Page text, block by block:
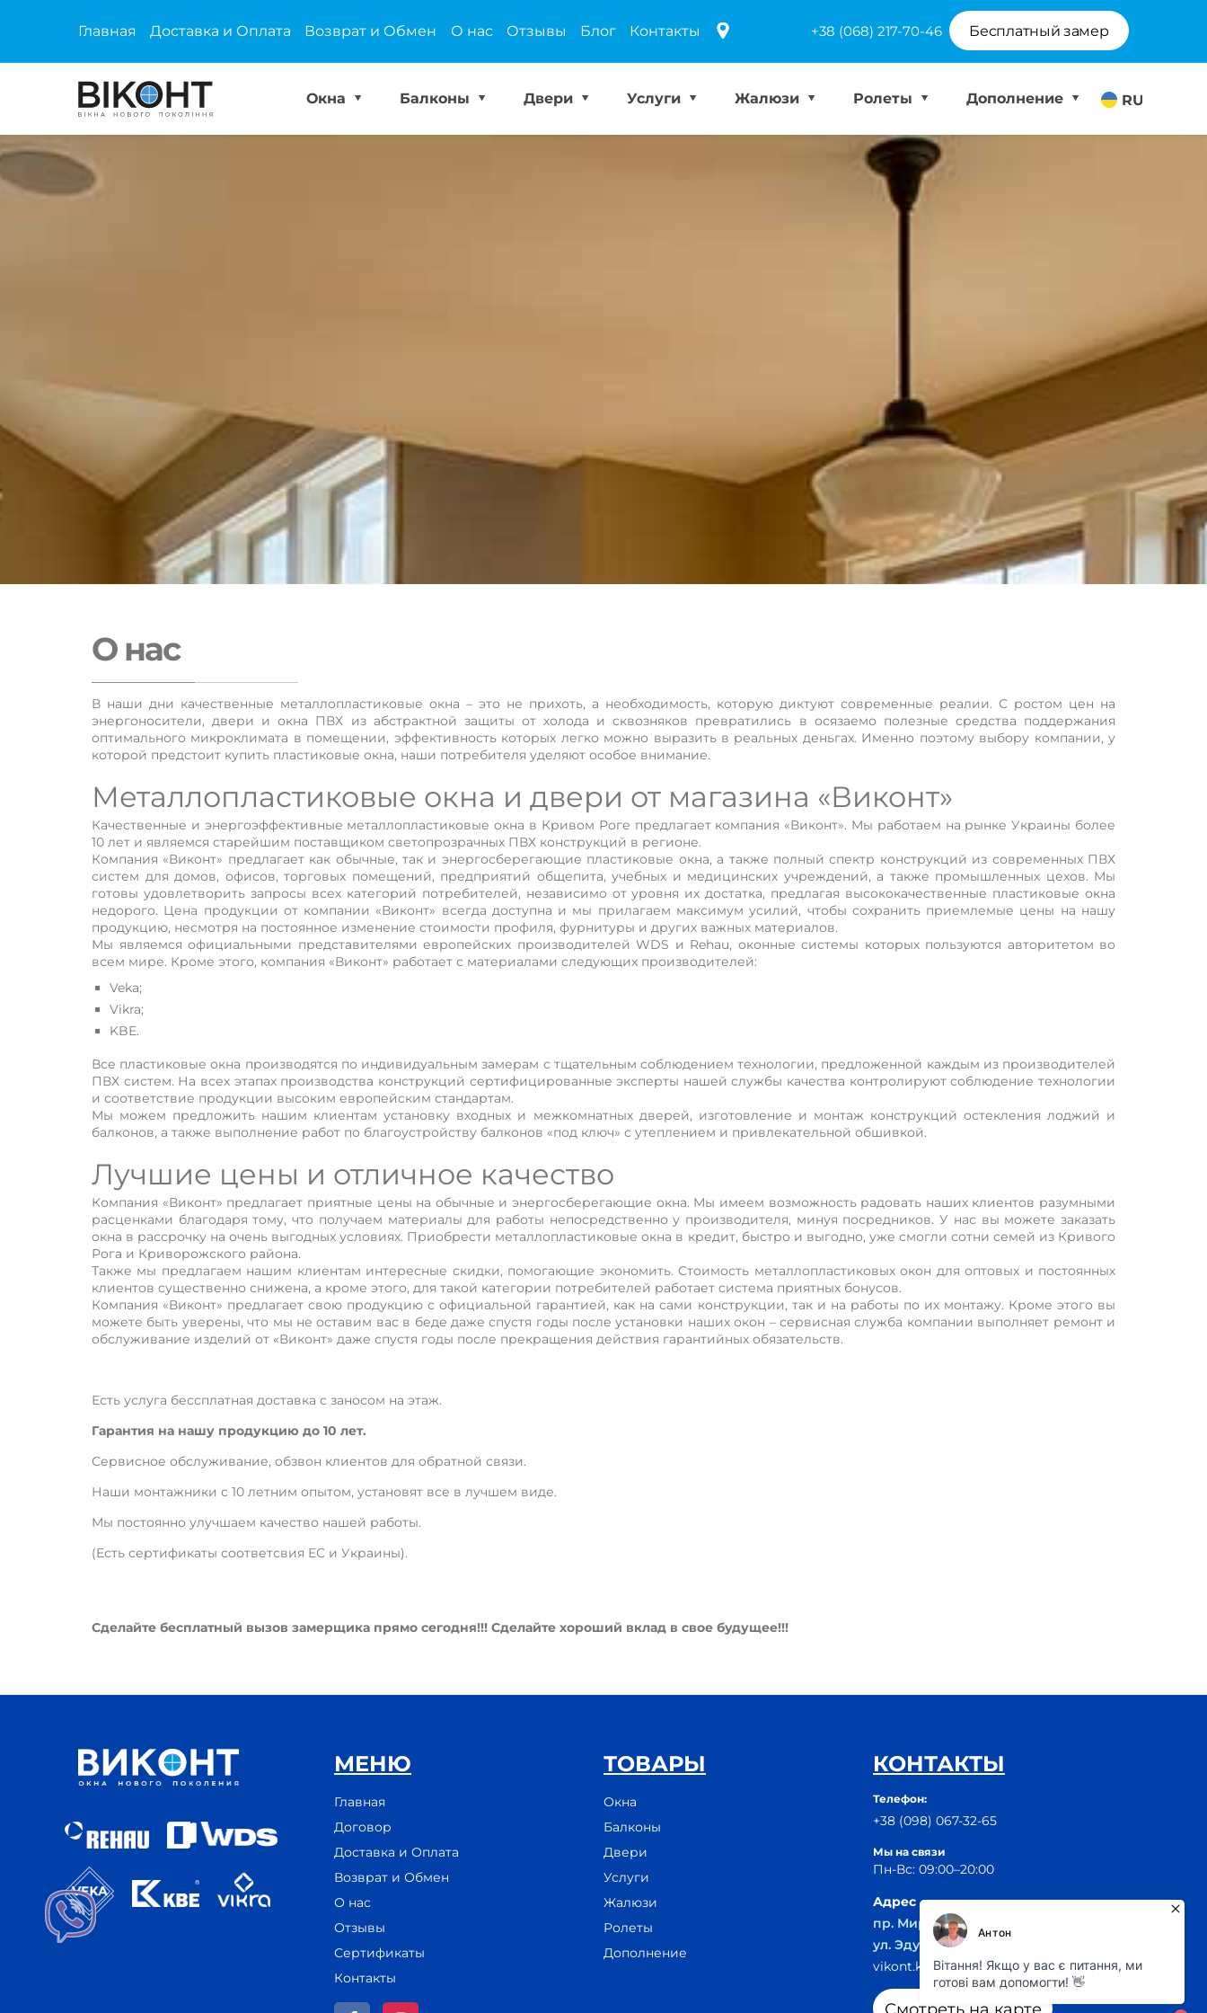
Главная Доставка и Оплата Возврат и Обмен О нас Отзывы Блог Контакты +38 (068) 217-70-46 Бесплатный замер
RU
Окна Балконы Двери Услуги Жалюзи Ролеты Дополнение
О нас
В наши дни качественные металлопластиковые окна – это не прихоть, а необходимость, которую диктуют современные реалии. С ростом цен на
энергоносители, двери и окна ПВХ из абстрактной защиты от холода и сквозняков превратились в осязаемо полезные средства поддержания
оптимального микроклимата в помещении, эффективность которых легко можно выразить в реальных деньгах. Именно поэтому выбору компании, у
которой предстоит купить пластиковые окна, наши потребителя уделяют особое внимание.
Металлопластиковые окна и двери от магазина «Виконт»
Качественные и энергоэффективные металлопластиковые окна в Кривом Роге предлагает компания «Виконт». Мы работаем на рынке Украины более
10 лет и являемся старейшим поставщиком светопрозрачных ПВХ конструкций в регионе.
Компания «Виконт» предлагает как обычные, так и энергосберегающие пластиковые окна, а также полный спектр конструкций из современных ПВХ
систем для домов, офисов, торговых помещений, предприятий общепита, учебных и медицинских учреждений, а также промышленных цехов. Мы
готовы удовлетворить запросы всех категорий потребителей, независимо от уровня их достатка, предлагая высококачественные пластиковые окна
недорого. Цена продукции от компании «Виконт» всегда доступна и мы прилагаем максимум усилий, чтобы сохранить приемлемые цены на нашу
продукцию, несмотря на постоянное изменение стоимости профиля, фурнитуры и других важных материалов.
Мы являемся официальными представителями европейских производителей WDS и Rehau, оконные системы которых пользуются авторитетом во
всем мире. Кроме этого, компания «Виконт» работает с материалами следующих производителей:
Veka;
Vikra;
KBE.
Все пластиковые окна производятся по индивидуальным замерам с тщательным соблюдением технологии, предложенной каждым из производителей
ПВХ систем. На всех этапах производства конструкций сертифицированные эксперты нашей службы качества контролируют соблюдение технологии
и соответствие продукции высоким европейским стандартам.
Мы можем предложить нашим клиентам установку входных и межкомнатных дверей, изготовление и монтаж конструкций остекления лоджий и
балконов, а также выполнение работ по благоустройству балконов «под ключ» с утеплением и привлекательной обшивкой.
Лучшие цены и отличное качество
Компания «Виконт» предлагает приятные цены на обычные и энергосберегающие окна. Мы имеем возможность радовать наших клиентов разумными
расценками благодаря тому, что получаем материалы для работы непосредственно у производителя, минуя посредников. У нас вы можете заказать
окна в рассрочку на очень выгодных условиях. Приобрести металлопластиковые окна в кредит, быстро и выгодно, уже смогли сотни семей из Кривого
Рога и Криворожского района.
Также мы предлагаем нашим клиентам интересные скидки, помогающие экономить. Стоимость металлопластиковых окон для оптовых и постоянных
клиентов существенно снижена, а кроме этого, для такой категории потребителей работает система приятных бонусов.
Компания «Виконт» предлагает свою продукцию с официальной гарантией, как на сами конструкции, так и на работы по их монтажу. Кроме этого вы
можете быть уверены, что мы не оставим вас в беде даже спустя годы после установки наших окон – сервисная служба компании выполняет ремонт и
обслуживание изделий от «Виконт» даже спустя годы после прекращения действия гарантийных обязательств.
Есть услуга бессплатная доставка с заносом на этаж.
Гарантия на нашу продукцию до 10 лет.
Сервисное обслуживание, обзвон клиентов для обратной связи.
Наши монтажники с 10 летним опытом, установят все в лучшем виде.
Мы постоянно улучшаем качество нашей работы.
(Есть сертификаты соответсвия ЕС и Украины).
Сделайте бесплатный вызов замерщика прямо сегодня!!! Сделайте хороший вклад в свое будущее!!!
МЕНЮ
Главная
Договор
Доставка и Оплата
Возврат и Обмен
О нас
Отзывы
Сертификаты
Контакты
ТОВАРЫ
Окна
Балконы
Двери
Услуги
Жалюзи
Ролеты
Дополнение
КОНТАКТЫ
Телефон:
+38 (098) 067-32-65
Мы на связи
Пн-Вс: 09:00–20:00
Адрес
пр. Мира, 29Б
ул. Эдуарда Фукса 55
vikont.kr@ukr.net